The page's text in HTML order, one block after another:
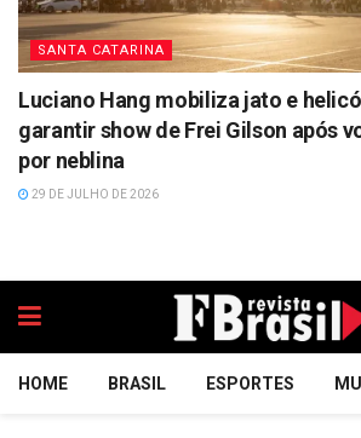
SANTA CATARINA
Luciano Hang mobiliza jato e
garantir show de Frei Gilson após
por neblina
29 DE JULHO DE 2026
HOME BRASIL ESPORTES